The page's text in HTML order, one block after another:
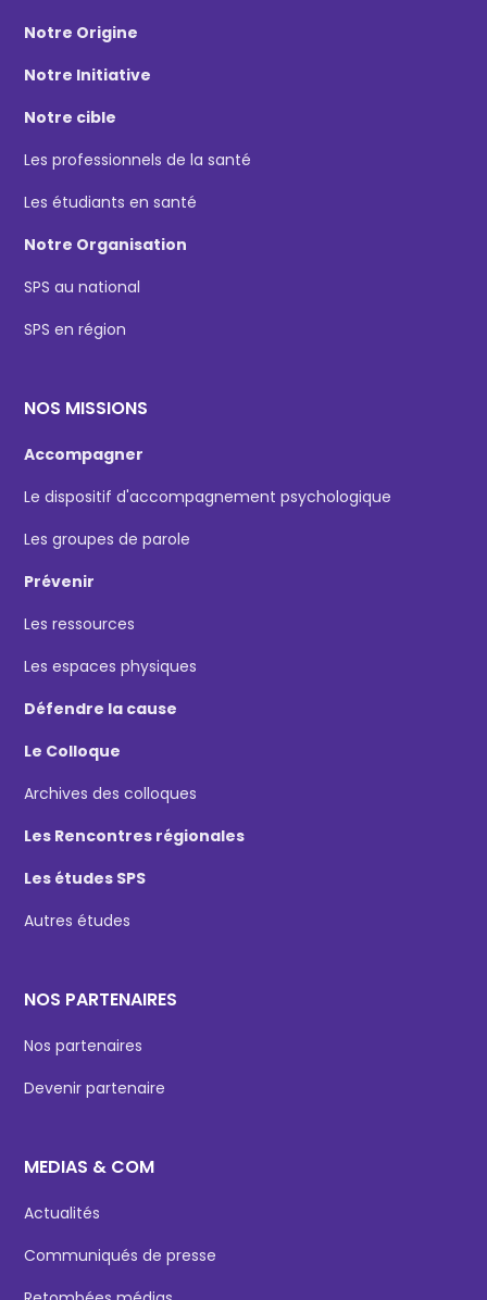
Notre Origine
Notre Initiative
Notre cible
Les professionnels de la santé
Les étudiants en santé
Notre Organisation
SPS au national
SPS en région
NOS MISSIONS
Accompagner
Le dispositif d'accompagnement psychologique
Les groupes de parole
Prévenir
Les ressources
Les espaces physiques
Défendre la cause
Le Colloque
Archives des colloques
Les Rencontres régionales
Les études SPS
Autres études
NOS PARTENAIRES
Nos partenaires
Devenir partenaire
MEDIAS & COM
Actualités
Communiqués de presse